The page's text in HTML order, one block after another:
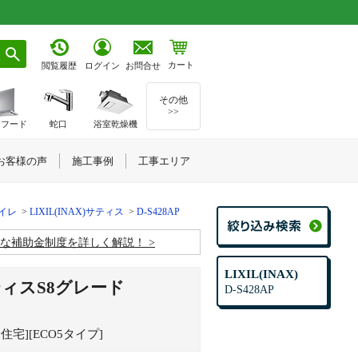
LIXIL(INAX)
D-S428AP
閲覧履歴 ログイン お問合せ カート
レ LIXIL(INAX)サティス D-S428AP
補助金制度を詳しく解説！
スS8グレード
宅][ECO5タイプ]
ード 蛇口 浴室乾燥機
その他
>>
客様の声 施工事例 工事エリア